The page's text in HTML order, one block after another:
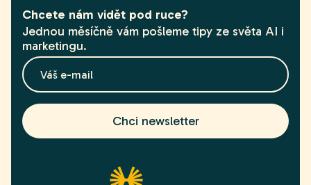
Chcete nám vidět pod ruce?
Jednou měsíčně vám pošleme tipy ze světa AI i
marketingu.